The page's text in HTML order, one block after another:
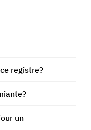
registre?
un